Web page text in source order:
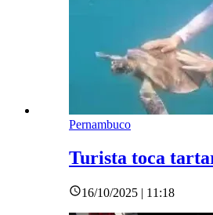
Pernambuco
Turista toca
16/10/2025 | 11:18